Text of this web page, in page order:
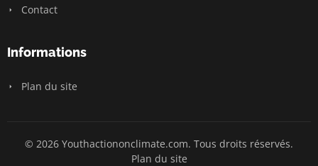
Contact
Informations
Plan du site
© 2026 Youthactiononclimate.com. Tous droits réservés.
Plan du site